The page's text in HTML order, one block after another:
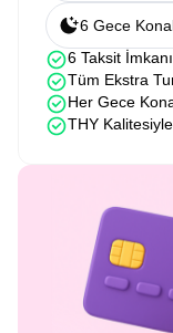
6 Gece
6 Taksit İmkanı
Tüm Ekstra
Her Gece
THY Kalitesiyle